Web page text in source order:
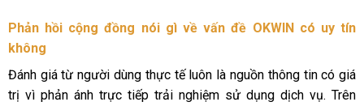
Phản hồi cộng đồng nói gì về vấn đề OKWIN có uy tín
không
Đánh giá từ người dùng thực tế luôn là nguồn thông tin có giá
trị vì phản ánh trực tiếp trải nghiệm sử dụng dịch vụ. Trên